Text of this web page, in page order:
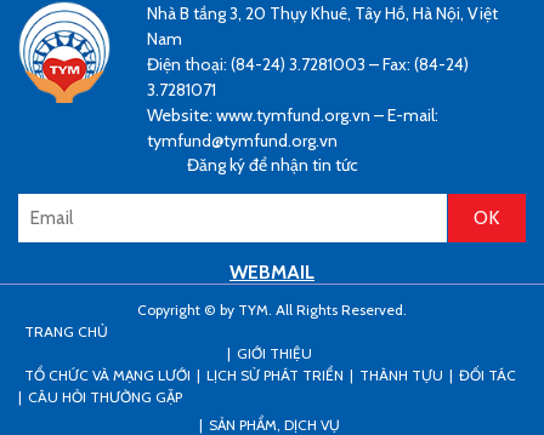
Nhà B tầng 3, 20 Thụy Khuê, Tây Hồ, Hà Nội, Việt
Nam
Điện thoại: (84-24) 3.7281003 – Fax: (84-24)
3.7281071
Website: www.tymfund.org.vn – E-mail:
tymfund@tymfund.org.vn
Đăng ký để nhận tin tức
WEBMAIL
Copyright © by TYM. All Rights Reserved.
TRANG CHỦ
GIỚI THIỆU
TỔ CHỨC VÀ MẠNG LƯỚI
LỊCH SỬ PHÁT TRIỂN THÀNH TỰU
ĐỐI TÁC
CÂU HỎI THƯỜNG GẶP
SẢN PHẨM, DỊCH VỤ